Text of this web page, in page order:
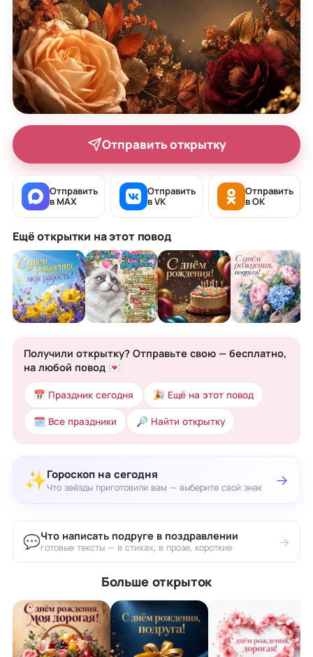
Отправить открытку
Отправить
в MAX
Отправить
в VK
Отправить
в OK
Ещё открытки на этот повод
Получили открытку? Отправьте свою — бесплатно,
на любой повод 💌
📅 Праздник сегодня 🎉 Ещё на этот повод
🗓 Все праздники 🔎 Найти открытку
✨Гороскоп на сегодня
Что звёзды приготовили вам — выберите свой знак →
💬Что написать подруге в поздравлении
готовые тексты — в стихах, в прозе, короткие →
Больше открыток